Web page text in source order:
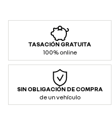
TASACIÓN GRATUITA
100% online
SIN OBLIGACIÓN DE COMPRA
de un vehículo